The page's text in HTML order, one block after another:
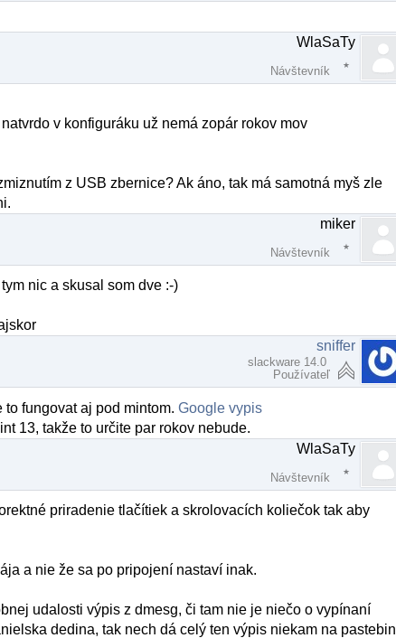
WlaSaTy
Návštevník
v konfiguráku už nemá zopár rokov mov
z USB zbernice? Ak áno, tak má samotná myš zle
miker
Návštevník
nic a skusal som dve :-)
sniffer
slackware 14.0
Používateľ
to fungovat aj pod mintom.Google vypis
13, takže to určite par rokov nebude.
WlaSaTy
Návštevník
priradenie tlačítiek a skrolovacích koliečok tak aby
a nie že sa po pripojení nastaví inak.
udalosti výpis z dmesg, či tam nie je niečo o vypínaní
dedina, tak nech dá celý ten výpis niekam na pastebin